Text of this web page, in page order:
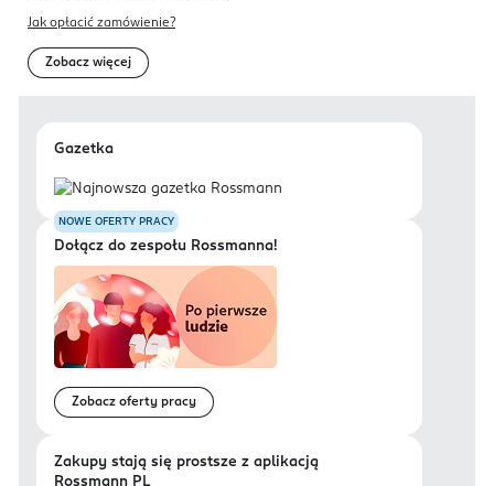
Jak opłacić zamówienie?
Zobacz więcej
Gazetka
NOWE OFERTY PRACY
Dołącz do zespołu Rossmanna!
Zobacz oferty pracy
Zakupy stają się prostsze z aplikacją
Rossmann PL